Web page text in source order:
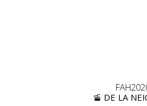
🚡 DE LA